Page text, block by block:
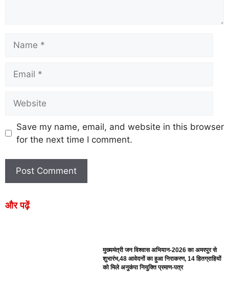
Save my name, email, and website in this browser
for the next time I comment.
और पढ़ें
मुख्यमंत्री जन विश्वास अभियान-2026 का अमरपुर से
शुभारंभ,48 आवेदनों का हुआ निराकरण, 14 हितग्राहियों
को मिले अनुकंपा नियुक्ति प्रमाण-पत्र